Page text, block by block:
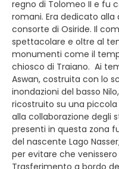
regno di Tolomeo II e fu
romani. Era dedicato alla
consorte di Osiride. Il
spettacolare e oltre al
monumenti come il
chiosco di Traiano. Ai
Aswan, costruita con lo
inondazioni del basso
ricostruito su una piccola
alla collaborazione degli
presenti in questa zona
del nascente Lago
per evitare che
Trasferimento a bordo